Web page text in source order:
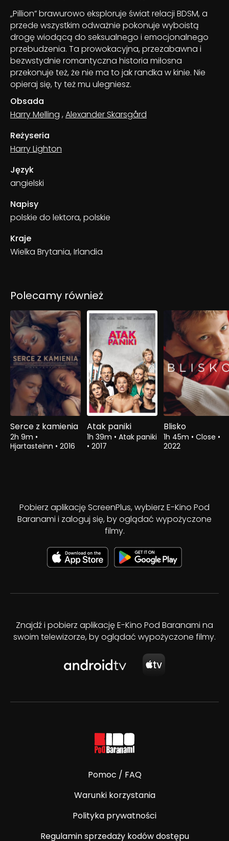
„Pillion” brawurowo eksploruje świat relacji BDSM, a
przede wszystkim odważnie pokonuje wyboistą
drogę wiodącą do seksualnego i emocjonalnego
przebudzenia. Ta prowokacyjna, przezabawna i
bezwstydnie romantyczna historia miłosna
przekonuje też, że nie ma to jak randka w kinie. Nie
opieraj się, ty też mu ulegniesz.
Obsada
Harry Melling ,Alexander Skarsgård
Reżyseria
Harry Lighton
Język
angielski
Napisy
polskie do lektora, polskie
Kraje
Wielka Brytania, Irlandia
Polecamy również
Serce z kamienia
2h 9m •
Hjartasteinn • 2016
Atak paniki
1h 39m • Atak paniki
• 2017
Blisko
1h 45m • Close •
2022
Pobierz aplikację ScreenPlus, wybierz E-Kino Pod
Baranami i zaloguj się, by oglądać wypożyczone
filmy.
Znajdź i pobierz aplikację E-Kino Pod Baranami na
swoim telewizorze, by oglądać wypożyczone filmy.
Pomoc / FAQ
Warunki korzystania
Polityka prywatności
Regulamin sprzedaży kodów dostępu